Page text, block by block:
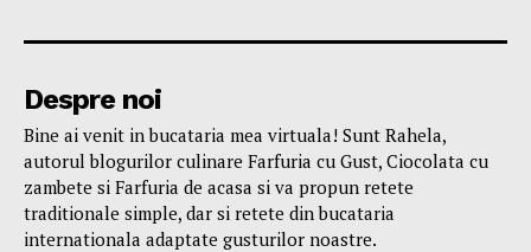
Despre noi
Bine ai venit in bucataria mea virtuala! Sunt Rahela,
autorul blogurilor culinare Farfuria cu Gust, Ciocolata cu
zambete si Farfuria de acasa si va propun retete
traditionale simple, dar si retete din bucataria
internationala adaptate gusturilor noastre.